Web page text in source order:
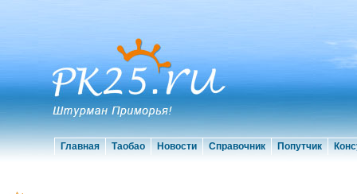
Главная Таобао Новости Справочник Попутчик